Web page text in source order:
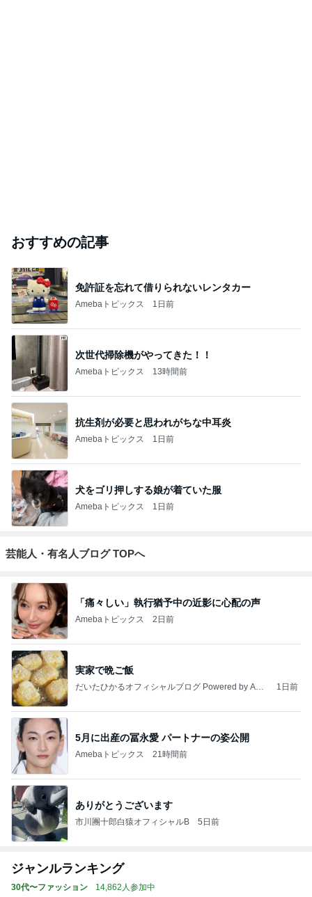
おすすめの記事
免許証を忘れて借りられないレンタカー
Amebaトピックス 1日前
次世代掃除機がやってきた！！
Amebaトピックス 13時間前
抗生剤が必要と思われがちな中耳炎
Amebaトピックス 1日前
犬をゴリ押しする娘が着ていた服
Amebaトピックス 1日前
芸能人・有名人ブログ TOPへ
「痛々しい」執行猶予中の近影に心配の声
Amebaトピックス 2日前
実家で晩ご飯
だいたひかるオフィシャルブログ Powered by Ame
1日前
5月に出産の冨永愛 パートナーの姿公開
Amebaトピックス 21時間前
ありがとうございます
市川團十郎白猿オフィシャルB 5日前
ジャンルランキング
30代〜ファッション 14,862人参加中